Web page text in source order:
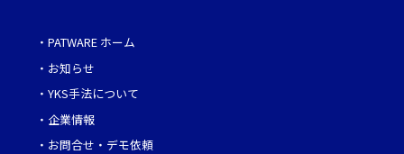
・ PATWARE ホーム
・ お知らせ
・ YKS手法について
・ 企業情報
・ お問合せ・デモ依頼